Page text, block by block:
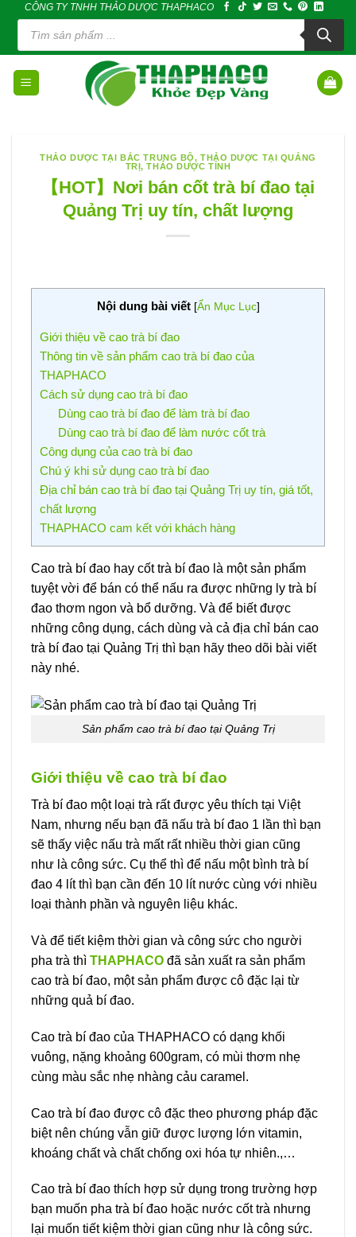
content
CÔNG TY TNHH THẢO DƯỢC THAPHACO
Tìm
kiếm
phẩm
THẢO DƯỢC TẠI BẮC TRUNG BỘ,THẢO DƯỢC TẠI QUẢNG
TRỊ,THẢO DƯỢC TỈNH
【HOT】Nơi bán cốt trà bí đao tại
Quảng Trị uy tín, chất lượng
Nội dung bài viết [Ẩn Mục Lục]
Giới thiệu về cao trà bí đao
Thông tin về sản phẩm cao trà bí đao của
THAPHACO
Cách sử dụng cao trà bí đao
Dùng cao trà bí đao để làm trà bí đao
Dùng cao trà bí đao để làm nước cốt trà
Công dụng của cao trà bí đao
Chú ý khi sử dụng cao trà bí đao
Địa chỉ bán cao trà bí đao tại Quảng Trị uy tín, giá tốt,
chất lượng
THAPHACO cam kết với khách hàng
Cao trà bí đao hay cốt trà bí đao là một sản phẩm
tuyệt vời để bán có thể nấu ra được những ly trà bí
đao thơm ngon và bổ dưỡng. Và để biết được
những công dụng, cách dùng và cả địa chỉ bán cao
trà bí đao tại Quảng Trị thì bạn hãy theo dõi bài viết
này nhé.
Sản phẩm cao trà bí đao tại Quảng Trị
Giới thiệu về cao trà bí đao
Trà bí đao một loại trà rất được yêu thích tại Việt
Nam, nhưng nếu bạn đã nấu trà bí đao 1 lần thì bạn
sẽ thấy việc nấu trà mất rất nhiều thời gian cũng
như là công sức. Cụ thể thì để nấu một bình trà bí
đao 4 lít thì bạn cần đến 10 lít nước cùng với nhiều
loại thành phần và nguyên liệu khác.
Và để tiết kiệm thời gian và công sức cho người
pha trà thì THAPHACO đã sản xuất ra sản phẩm
cao trà bí đao, một sản phẩm được cô đặc lại từ
những quả bí đao.
Cao trà bí đao của THAPHACO có dạng khối
vuông, nặng khoảng 600gram, có mùi thơm nhẹ
cùng màu sắc nhẹ nhàng cảu caramel.
Cao trà bí đao được cô đặc theo phương pháp đặc
biệt nên chúng vẫn giữ được lượng lớn vitamin,
khoáng chất và chất chống oxi hóa tự nhiên.,…
Cao trà bí đao thích hợp sử dụng trong trường hợp
bạn muốn pha trà bí đao hoặc nước cốt trà nhưng
lại muốn tiết kiệm thời gian cũng như là công sức.